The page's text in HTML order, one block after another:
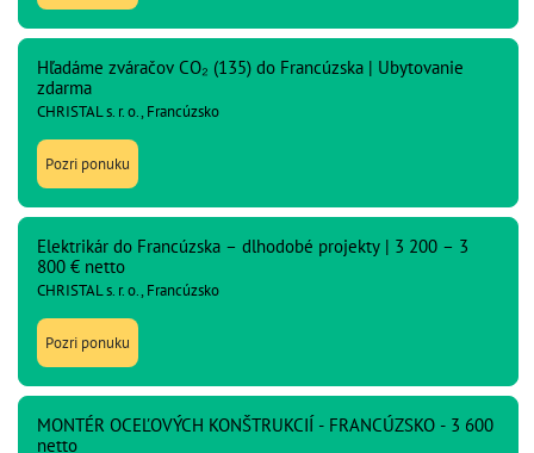
Hľadáme zváračov CO₂ (135) do Francúzska | Ubytovanie
zdarma
CHRISTAL s. r. o., Francúzsko
Pozri ponuku
Elektrikár do Francúzska – dlhodobé projekty | 3 200 – 3
800 € netto
CHRISTAL s. r. o., Francúzsko
Pozri ponuku
MONTÉR OCEĽOVÝCH KONŠTRUKCIÍ - FRANCÚZSKO - 3 600
netto